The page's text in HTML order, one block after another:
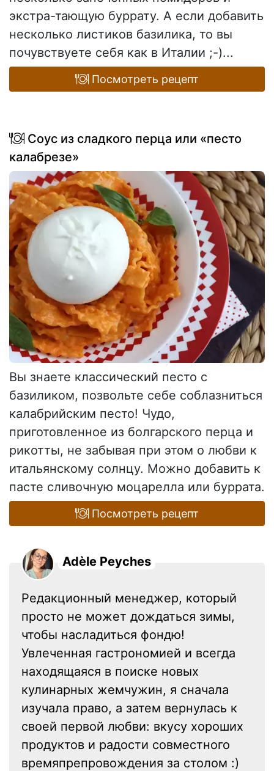
экстра-тающую буррату. А если добавить
несколько листиков базилика, то вы
почувствуете себя как в Италии ;-)...
Посмотреть рецепт
Соус из сладкого перца или «песто
калабрезе»
Вы знаете классический песто с
базиликом, позвольте себе соблазниться
калабрийским песто! Чудо,
приготовленное из болгарского перца и
рикотты, не забывая при этом о любви к
итальянскому солнцу. Можно добавить к
пасте сливочную моцарелла или буррата.
Посмотреть рецепт
Adèle Peyches
Редакционный менеджер, который
просто не может дождаться зимы,
чтобы насладиться фондю!
Увлеченная гастрономией и всегда
находящаяся в поиске новых
кулинарных жемчужин, я сначала
изучала право, а затем вернулась к
своей первой любви: вкусу хороших
продуктов и радости совместного
времяпрепровождения за столом :)